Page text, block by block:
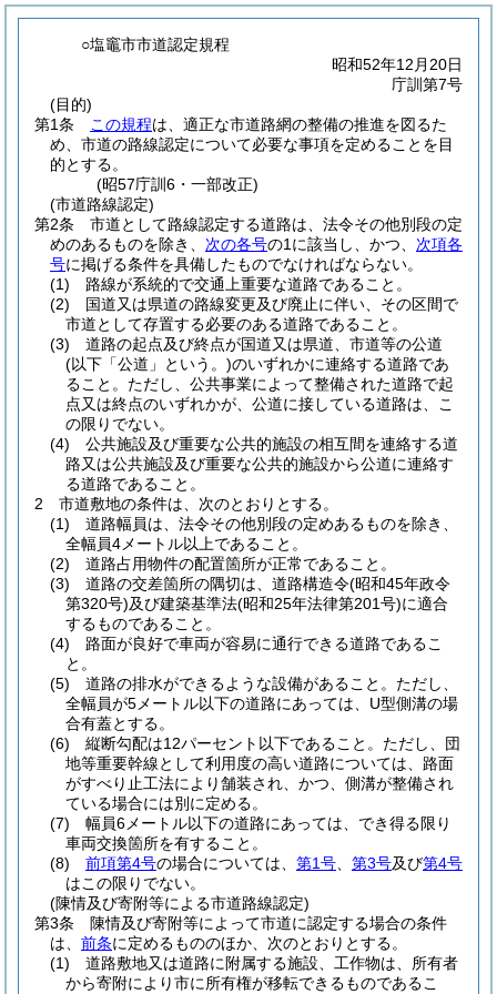
○塩竈市市道認定規程
昭和52年12月20日
庁訓第7号
(目的)
第1条
この規程は、適正な市道路網の整備の推進を図るた
め、市道の路線認定について必要な事項を定めることを目
的とする。
(昭57庁訓6・一部改正)
(市道路線認定)
第2条
市道として路線認定する道路は、法令その他別段の定
めのあるものを除き、 次の各号の1に該当し、かつ、 次項各
号に掲げる条件を具備したものでなければならない。
(1)
路線が系統的で交通上重要な道路であること。
(2)
国道又は県道の路線変更及び廃止に伴い、その区間で
市道として存置する必要のある道路であること。
(3)
道路の起点及び終点が国道又は県道、市道等の公道
(以下「公道」という。)のいずれかに連絡する道路であ
ること。 ただし、公共事業によって整備された道路で起
点又は終点のいずれかが、公道に接している道路は、こ
の限りでない。
(4)
公共施設及び重要な公共的施設の相互間を連絡する道
路又は公共施設及び重要な公共的施設から公道に連絡す
る道路であること。
2
市道敷地の条件は、次のとおりとする。
(1)
道路幅員は、法令その他別段の定めあるものを除き、
全幅員4メートル以上であること。
(2)
道路占用物件の配置箇所が正常であること。
(3)
道路の交差箇所の隅切は、道路構造令(昭和45年政令
第320号)及び建築基準法(昭和25年法律第201号)に適合
するものであること。
(4)
路面が良好で車両が容易に通行できる道路であるこ
と。
(5)
道路の排水ができるような設備があること。 ただし、
全幅員が5メートル以下の道路にあっては、U型側溝の場
合有蓋とする。
(6)
縦断勾配は12パーセント以下であること。 ただし、団
地等重要幹線として利用度の高い道路については、路面
がすべり止工法により舗装され、かつ、側溝が整備され
ている場合には別に定める。
(7)
幅員6メートル以下の道路にあっては、でき得る限り
車両交換箇所を有すること。
(8)
前項第4号の場合については、 第1号 第3号及び第4号
はこの限りでない。
(陳情及び寄附等による市道路線認定)
第3条
陳情及び寄附等によって市道に認定する場合の条件
は、 前条に定めるもののほか、次のとおりとする。
(1)
道路敷地又は道路に附属する施設、工作物は、所有者
から寄附により市に所有権が移転できるものであるこ